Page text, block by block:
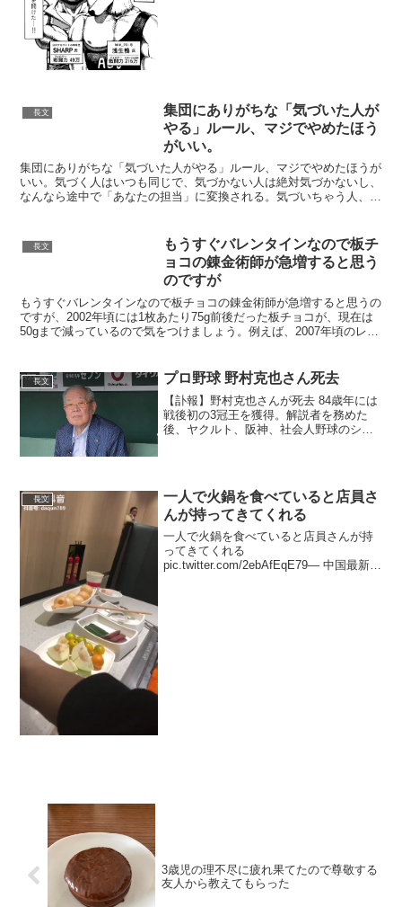
長文
集団にありがちな「気づいた人が
やる」ルール、マジでやめたほう
がいい。
集団にありがちな「気づいた人がやる」ルール、マジでやめたほうが
いい。気づく人はいつも同じで、気づかない人は絶対気づかないし、
なんなら途中で「あなたの担当」に変換される。気づいちゃう人、
長文
もうすぐバレンタインなので板チ
ョコの錬金術師が急増すると思う
のですが
もうすぐバレンタインなので板チョコの錬金術師が急増すると思うの
ですが、2002年頃には1枚あたり75g前後だった板チョコが、現在は
50gまで減っているので気をつけましょう。例えば、2007年頃のレシ
長文 プロ野球 野村克也さん死去
【訃報】野村克也さんが死去 84歳年には
戦後初の3冠王を獲得。解説者を務めた
後、ヤクルト、阪神、社会人野球のシダ
長文
一人で火鍋を食べていると店員さ
んが持ってきてくれる
一人で火鍋を食べていると店員さんが持
ってきてくれる
pic.twitter.com/2ebAfEqE79— 中国最新情
3歳児の理不尽に疲れ果てたので尊敬する
友人から教えてもらった